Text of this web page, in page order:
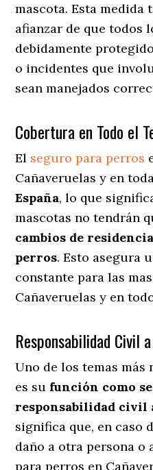
mascota. Esta medida
afianzar de que todos
debidamente
o incidentes que
sean manejados
Cobertura en Todo el
El seguro para perros
Cañaveruelas y en
España, lo que
mascotas no tendrán
cambios de residencia
perros. Esto asegura
constante para las
Cañaveruelas y en
Responsabilidad Civil
Uno de los temas más
es su función como
responsabilidad civil
significa que, en caso
daño a otra persona o
para perros en